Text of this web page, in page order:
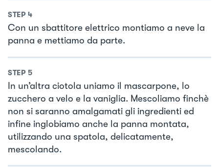
STEP 4
Con un sbattitore elettrico montiamo a neve la
panna e mettiamo da parte.
STEP 5
In un’altra ciotola uniamo il mascarpone, lo
zucchero a velo e la vaniglia. Mescoliamo finchè
non si saranno amalgamati gli ingredienti ed
infine inglobiamo anche la panna montata,
utilizzando una spatola, delicatamente,
mescolando.